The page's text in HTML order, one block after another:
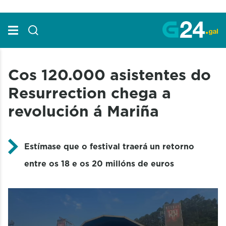
Cos 120.000 asistentes do
Resurrection chega a
revolución á Mariña
Estímase que o festival traerá un retorno
entre os 18 e os 20 millóns de euros